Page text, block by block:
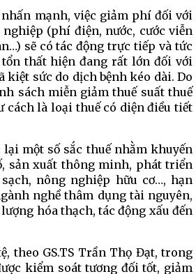
nhấn mạnh, việc giảm phí đối với
(phí điện, nước, cước viễn
sẽ có tác động trực tiếp và tức
thất hiện đang rất lớn đối với
kiệt sức do dịch bệnh kéo dài. Do
sách miễn giảm thuế suất thuế
cách là loại thuế có diện điều tiết
một số sắc thuế nhằm khuyến
sản xuất thông minh, phát triển
nông nghiệp hữu cơ…, hạn
nghề thâm dụng tài nguyên,
hóa thạch, tác động xấu đến
theo GS.TS Trần Thọ Đạt, trong
kiểm soát tương đối tốt, giảm